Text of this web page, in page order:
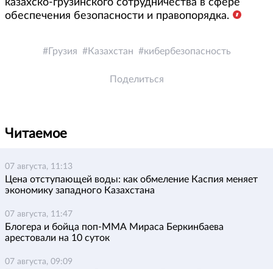
казахско-грузинского сотрудничества в сфере
обеспечения безопасности и правопорядка.
Грузия Казахстан кибербезопасность
Поделиться
Читаемое
07 августа, 11:13
Цена отступающей воды: как обмеление Каспия меняет
экономику западного Казахстана
07 августа, 11:47
Блогера и бойца поп-ММА Мираса Беркинбаева
арестовали на 10 суток
07 августа, 09:09